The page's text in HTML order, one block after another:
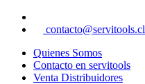
contacto@servitools.cl
Quienes Somos
Contacto en servitools
Venta Distribuidores